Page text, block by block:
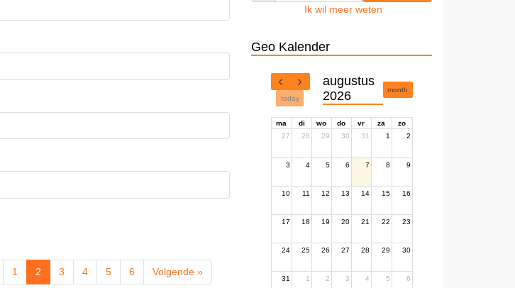
1 2 3 4 5 6 Volgende »
Ik wil meer weten
Geo Kalender
today
augustus
2026
month
ma di wo do vr za
zo
27
28 29 30 31 1 2
3 4 5 6 7 8 9
10 11 12 13 14 15 16
17 18 19 20 21 22 23
24 25 26 27 28 29 30
31 1 2 3 4 5 6